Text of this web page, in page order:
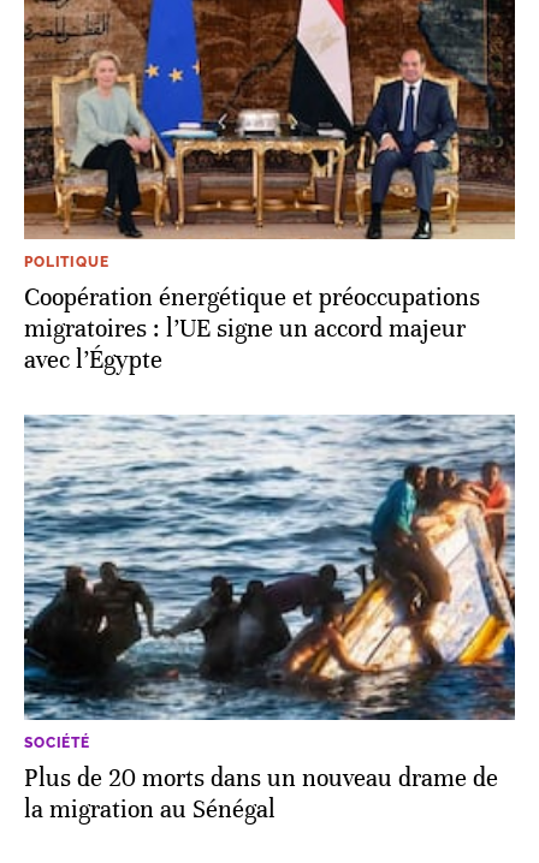
POLITIQUE
Coopération énergétique et préoccupations
migratoires : l’UE signe un accord majeur
avec l’Égypte
SOCIÉTÉ
Plus de 20 morts dans un nouveau drame de
la migration au Sénégal